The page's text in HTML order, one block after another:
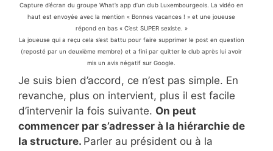
Capture d’écran du groupe What’s app d’un club Luxembourgeois. La vidéo en
haut est envoyée avec la mention « Bonnes vacances ! » et une joueuse
répond en bas « C’est SUPER sexiste. »
La joueuse qui a reçu cela s’est battu pour faire supprimer le post en question
(reposté par un deuxième membre) et a fini par quitter le club après lui avoir
mis un avis négatif sur Google.
Je suis bien d’accord, ce n’est pas simple. En
revanche, plus on intervient, plus il est facile
d’intervenir la fois suivante. On peut
commencer par s’adresser à la hiérarchie de
la structure. Parler au président ou à la